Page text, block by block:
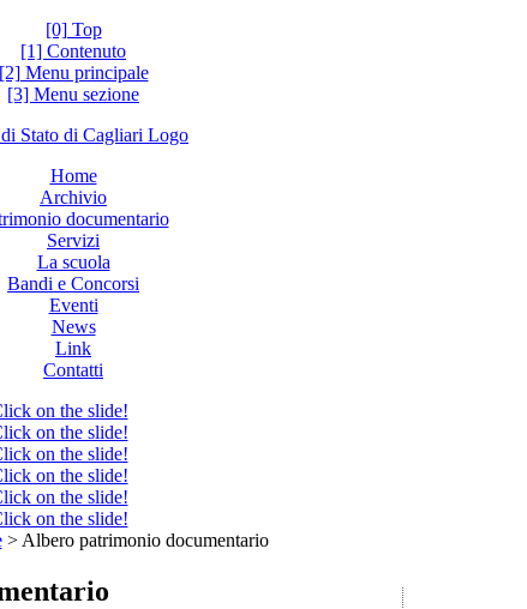
[0] Top
[1] Contenuto
[2] Menu principale
[3] Menu sezione
Home
Archivio
documentario
Servizi
La scuola
Bandi e Concorsi
Eventi
News
Link
Contatti
> Albero patrimonio documentario